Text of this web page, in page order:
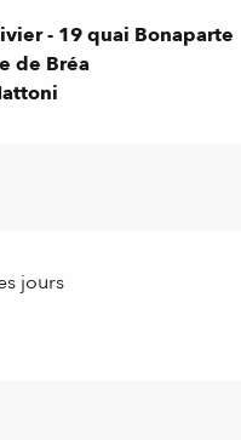
- 19 quai Bonaparte
de Bréa
jours